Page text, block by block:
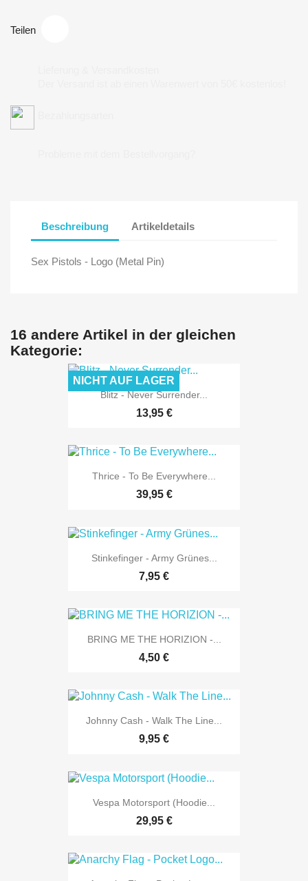
Teilen
Beschreibung Artikeldetails
Sex Pistols - Logo (Metal Pin)
16 andere Artikel in der gleichen
Kategorie:
Blitz - Never Surrender...
13,95 €
NICHT AUF LAGER
Thrice - To Be Everywhere...
39,95 €
Stinkefinger - Army Grünes...
7,95 €
BRING ME THE HORIZION -...
4,50 €
Johnny Cash - Walk The Line...
9,95 €
Vespa Motorsport (Hoodie...
29,95 €